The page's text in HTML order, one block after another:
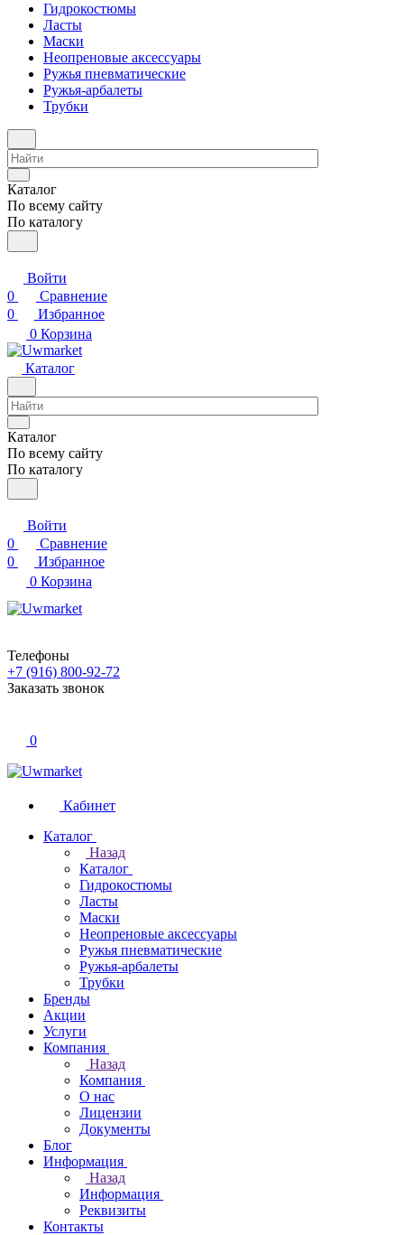
Гидрокостюмы
Ласты
Маски
Неопреновые аксессуары
Ружья пневматические
Ружья-арбалеты
Трубки
Каталог
По всему сайту
По каталогу
Войти
0
Сравнение
0
Избранное
0 Корзина
Каталог
Каталог
По всему сайту
По каталогу
Войти
0
Сравнение
0
Избранное
0 Корзина
Телефоны
+7 (916) 800-92-72
Заказать звонок
0
Кабинет
Каталог
Назад
Каталог
Гидрокостюмы
Ласты
Маски
Неопреновые аксессуары
Ружья пневматические
Ружья-арбалеты
Трубки
Бренды
Акции
Услуги
Компания
Назад
Компания
О нас
Лицензии
Документы
Блог
Информация
Назад
Информация
Реквизиты
Контакты